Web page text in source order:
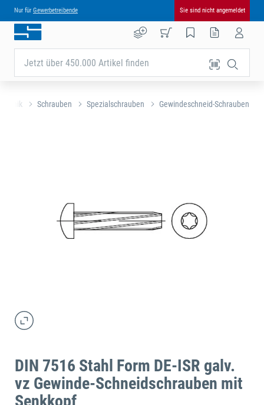
Nur für Gewerbetreibende Sie sind nicht angemeldet
Jetzt über 450.000 Artikel finden
Schrauben Spezialschrauben Gewindeschneid-Schrauben
DIN 7516 Stahl Form DE-ISR galv.
vz Gewinde-Schneidschrauben mit